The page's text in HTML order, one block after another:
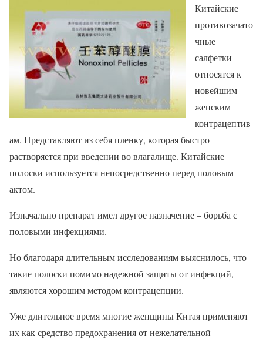
Китайские
противозачато
чные
салфетки
относятся к
новейшим
женским
контрацептив
ам. Представляют из себя пленку, которая быстро
растворяется при введении во влагалище. Китайские
полоски используется непосредственно перед половым
актом.
Изначально препарат имел другое назначение – борьба с
половыми инфекциями.
Но благодаря длительным исследованиям выяснилось, что
такие полоски помимо надежной защиты от инфекций,
являются хорошим методом контрацепции.
Уже длительное время многие женщины Китая применяют
их как средство предохранения от нежелательной